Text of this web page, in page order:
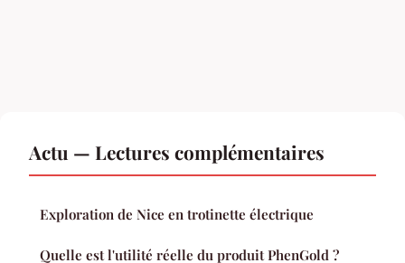
Actu — Lectures complémentaires
Exploration de Nice en trotinette électrique
Quelle est l'utilité réelle du produit PhenGold ?